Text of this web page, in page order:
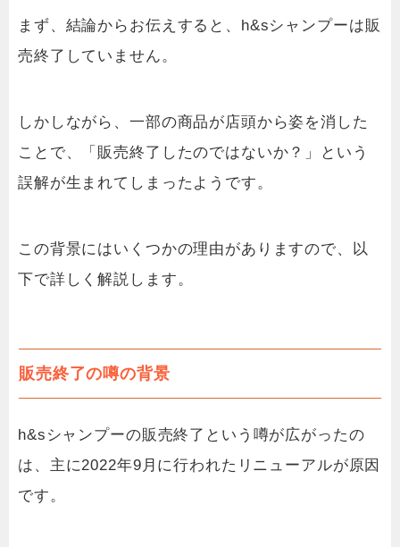
まず、結論からお伝えすると、h&sシャンプーは販
売終了していません。
しかしながら、一部の商品が店頭から姿を消した
ことで、「販売終了したのではないか？」という
誤解が生まれてしまったようです。
この背景にはいくつかの理由がありますので、以
下で詳しく解説します。
販売終了の噂の背景
h&sシャンプーの販売終了という噂が広がったの
は、主に2022年9月に行われたリニューアルが原因
です。